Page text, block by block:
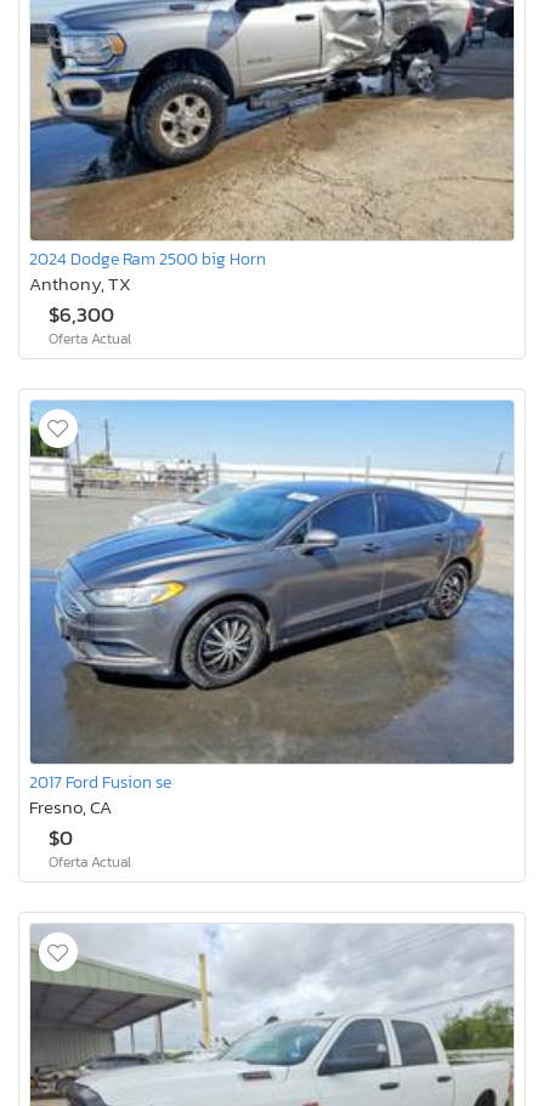
2024 Dodge Ram 2500 big Horn
Anthony, TX
$6,300
Oferta Actual
2017 Ford Fusion se
Fresno, CA
$0
Oferta Actual